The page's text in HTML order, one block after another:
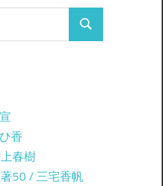
検
香
春樹
50 / 三宅香帆